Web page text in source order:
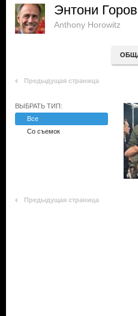
Энтони
Anthony Horowitz
Предыдущая страница
ВЫБРАТЬ ТИП:
Все
Со съемок
Предыдущая страница